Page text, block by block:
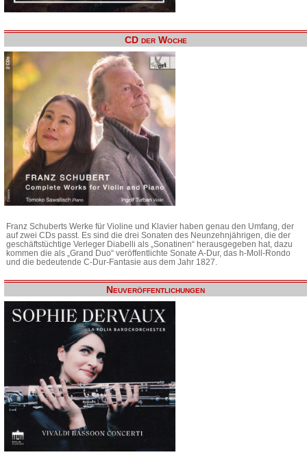
CD der Woche
Franz Schuberts Werke für Violine und Klavier haben genau den Umfang, der
auf zwei CDs passt. Es sind die drei Sonaten des Neunzehnjährigen, die der
geschäftstüchtige Verleger Diabelli als „Sonatinen“ herausgegeben hat, dazu
kommen die als „Grand Duo“ veröffentlichte Sonate A-Dur, das h-Moll-Rondo
und die bedeutende C-Dur-Fantasie aus dem Jahr 1827.
Neuveröffentlichungen